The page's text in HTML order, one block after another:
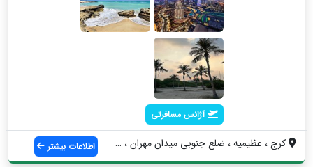
آژانس مسافرتی
کرج ، عظیمیه ، ضلع جنوبی میدان مهران ، ا... اطلاعات بیشتر